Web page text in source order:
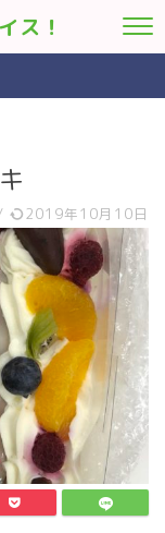
ス！
2019年10月10日